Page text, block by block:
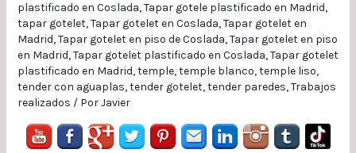
plastificado en Coslada,Tapar gotele plastificado en Madrid,
tapar gotelet,Tapar gotelet en Coslada,Tapar gotelet en
Madrid,Tapar gotelet en piso de Coslada,Tapar gotelet en piso
en Madrid,Tapar gotelet plastificado en Coslada,Tapar gotelet
plastificado en Madrid,temple,temple blanco,temple liso,
tender con aguaplas,tender gotelet,tender paredes,Trabajos
realizados / PorJavier